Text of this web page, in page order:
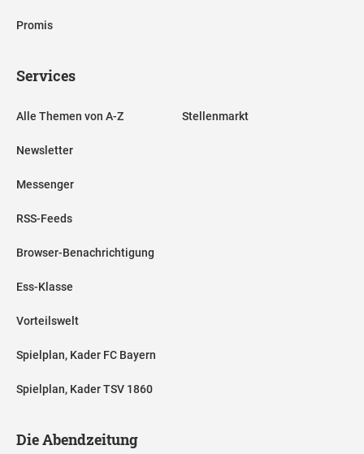
Promis
Services
Alle Themen von A-Z
Newsletter
Messenger
RSS-Feeds
Browser-Benachrichtigung
Ess-Klasse
Vorteilswelt
Spielplan, Kader FC Bayern
Spielplan, Kader TSV 1860
Stellenmarkt
Die Abendzeitung